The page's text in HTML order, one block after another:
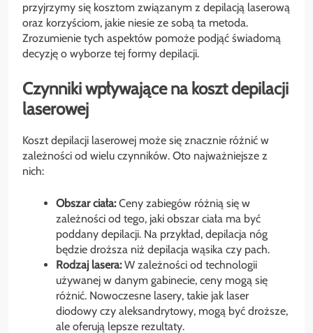
przyjrzymy się kosztom związanym z depilacją laserową
oraz korzyściom, jakie niesie ze sobą ta metoda.
Zrozumienie tych aspektów pomoże podjąć świadomą
decyzję o wyborze tej formy depilacji.
Czynniki wpływające na koszt depilacji
laserowej
Koszt depilacji laserowej może się znacznie różnić w
zależności od wielu czynników. Oto najważniejsze z
nich:
Obszar ciała:Ceny zabiegów różnią się w
zależności od tego, jaki obszar ciała ma być
poddany depilacji. Na przykład, depilacja nóg
będzie droższa niż depilacja wąsika czy pach.
Rodzaj lasera:W zależności od technologii
używanej w danym gabinecie, ceny mogą się
różnić. Nowoczesne lasery, takie jak laser
diodowy czy aleksandrytowy, mogą być droższe,
ale oferują lepsze rezultaty.